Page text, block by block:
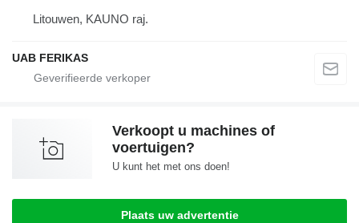
Litouwen, KAUNO raj.
UAB FERIKAS
Verkoopt u machines of
voertuigen?
U kunt het met ons doen!
Plaats uw advertentie